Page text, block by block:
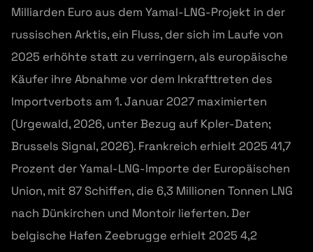
Milliarden Euro aus dem Yamal-LNG-Projekt in der
russischen Arktis, ein Fluss, der sich im Laufe von
2025 erhöhte statt zu verringern, als europäische
Käufer ihre Abnahme vor dem Inkrafttreten des
Importverbots am 1. Januar 2027 maximierten
(Urgewald, 2026, unter Bezug auf Kpler-Daten;
Brussels Signal, 2026). Frankreich erhielt 2025 41,7
Prozent der Yamal-LNG-Importe der Europäischen
Union, mit 87 Schiffen, die 6,3 Millionen Tonnen LNG
nach Dünkirchen und Montoir lieferten. Der
belgische Hafen Zeebrugge erhielt 2025 4,2